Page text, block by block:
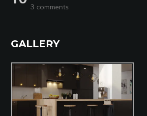
3 comments
GALLERY